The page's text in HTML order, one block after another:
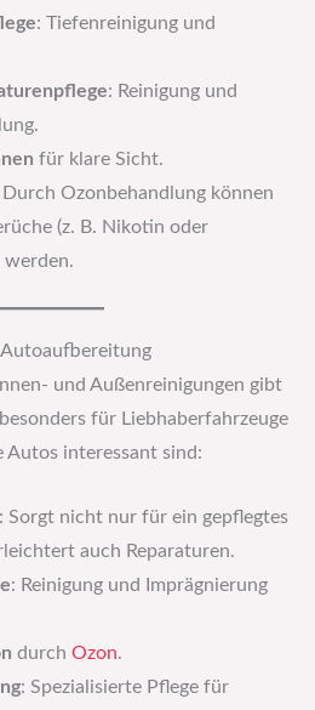
: Tiefenreinigung und
: Reinigung und
für klare Sicht.
Durch Ozonbehandlung können
(z. B. Nikotin oder
werden.
und Außenreinigungen gibt
für Liebhaberfahrzeuge
Autos interessant sind:
: Sorgt nicht nur für ein gepflegtes
auch Reparaturen.
: Reinigung und Imprägnierung
durch Ozon.
: Spezialisierte Pflege für